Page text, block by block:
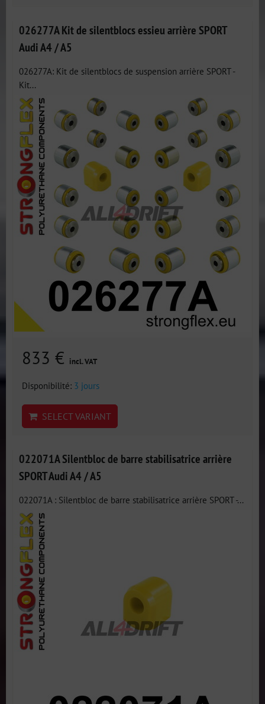
026277A Kit de silentblocs essieu arrière SPORT
Audi A4 / A5
026277A: Kit de silentblocs de suspension arrière SPORT -
Kit...
833 € incl. VAT
Disponibilité: 3 jours
SELECT VARIANT
022071A Silentbloc de barre stabilisatrice arrière
SPORT Audi A4 / A5
022071A : Silentbloc de barre stabilisatrice arrière SPORT -...